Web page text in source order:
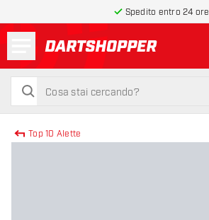
Spedito entro 24 ore
torna alla home page
cerca
cerca
Top 10 Alette